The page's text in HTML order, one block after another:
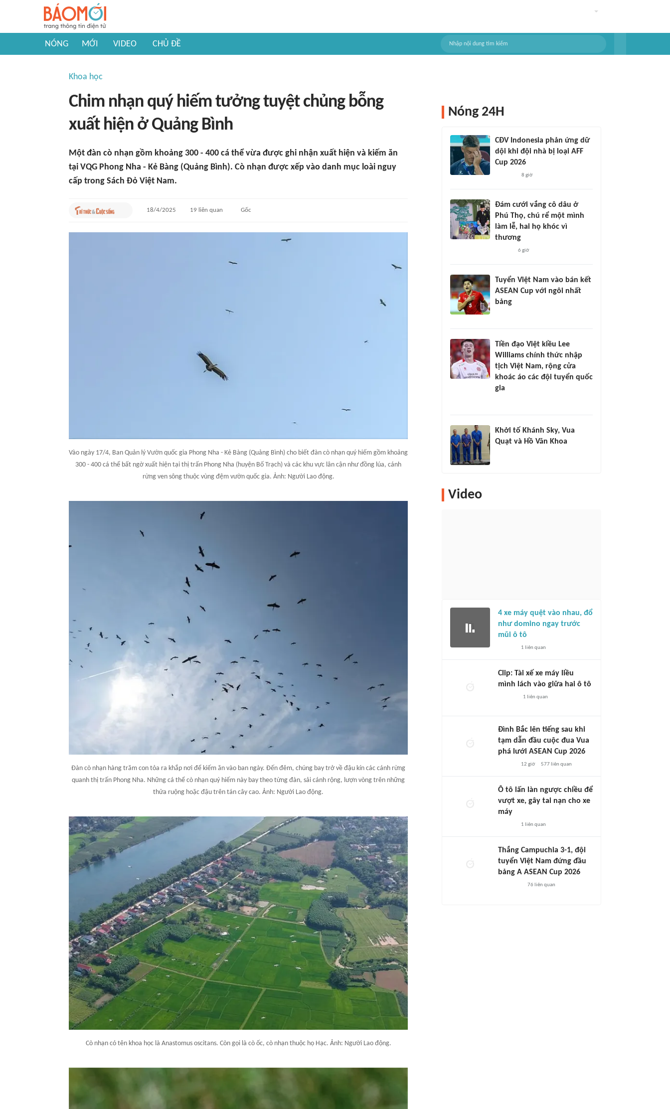
NÓNG MỚI VIDEO CHỦ ĐỀ
Khoa học
Chim nhạn quý hiếm tưởng tuyệt chủng bỗng
xuất hiện ở Quảng Bình
Một đàn cò nhạn gồm khoảng 300 - 400 cá thể vừa được ghi nhận xuất hiện và kiếm ăn
tại VQG Phong Nha - Kẻ Bàng (Quảng Bình). Cò nhạn được xếp vào danh mục loài nguy
cấp trong Sách Đỏ Việt Nam.
18/4/2025 19 liên quan Gốc
Vào ngày 17/4, Ban Quản lý Vườn quốc gia Phong Nha - Kẻ Bàng (Quảng Bình) cho biết đàn cò nhạn quý hiếm gồm khoảng
300 - 400 cá thể bất ngờ xuất hiện tại thị trấn Phong Nha (huyện Bố Trạch) và các khu vực lân cận như đồng lúa, cánh
rừng ven sông thuộc vùng đệm vườn quốc gia. Ảnh: Người Lao động.
Đàn cò nhạn hàng trăm con tỏa ra khắp nơi để kiếm ăn vào ban ngày. Đến đêm, chúng bay trở về đậu kín các cánh rừng
quanh thị trấn Phong Nha. Những cá thể cò nhạn quý hiếm này bay theo từng đàn, sải cánh rộng, lượn vòng trên những
thửa ruộng hoặc đậu trên tán cây cao. Ảnh: Người Lao động.
Cò nhạn có tên khoa học là Anastomus oscitans. Còn gọi là cò ốc, cò nhạn thuộc họ Hạc. Ảnh: Người Lao động.
Nóng 24H
CĐV Indonesia phản ứng dữ
dội khi đội nhà bị loại AFF
Cup 2026
8 giờ
Đám cưới vắng cô dâu ở
Phú Thọ, chú rể một mình
làm lễ, hai họ khóc vì
thương
6 giờ
Tuyển Việt Nam vào bán kết
ASEAN Cup với ngôi nhất
bảng
Tiền đạo Việt kiều Lee
Williams chính thức nhập
tịch Việt Nam, rộng cửa
khoác áo các đội tuyển quốc
gia
Khởi tố Khánh Sky, Vua
Quạt và Hồ Văn Khoa
Video
4 xe máy quệt vào nhau, đổ
như domino ngay trước
mũi ô tô
1 liên quan
Clip: Tài xế xe máy liều
mình lách vào giữa hai ô tô
1 liên quan
Đình Bắc lên tiếng sau khi
tạm dẫn đầu cuộc đua Vua
phá lưới ASEAN Cup 2026
12 giờ 577liên quan
Ô tô lấn làn ngược chiều để
vượt xe, gây tai nạn cho xe
máy
1 liên quan
Thắng Campuchia 3-1, đội
tuyển Việt Nam đứng đầu
bảng A ASEAN Cup 2026
76 liên quan